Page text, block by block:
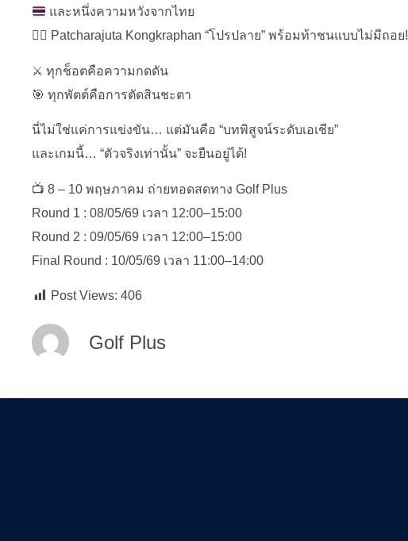
และหนึ่งความหวังจากไทย
🏌️‍♀️ Patcharajuta Kongkraphan “โปรปลาย” พร้อมท้าชนแบบไม่มีถอย!
⚔️ ทุกช็อตคือความกดดัน
🎯 ทุกพัตต์คือการตัดสินชะตา
นี่ไม่ใช่แค่การแข่งขัน… แต่มันคือ “บทพิสูจน์ระดับเอเชีย”
และเกมนี้… “ตัวจริงเท่านั้น” จะยืนอยู่ได้!
📺 8 – 10 พฤษภาคม ถ่ายทอดสดทาง Golf Plus
Round 1 : 08/05/69 เวลา 12:00–15:00
Round 2 : 09/05/69 เวลา 12:00–15:00
Final Round : 10/05/69 เวลา 11:00–14:00
Post Views: 406
Golf Plus